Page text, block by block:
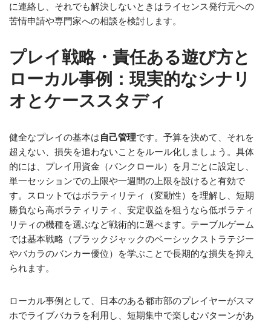
に連絡し、それでも解決しないときはライセンス発行元への
苦情申請や専門家への相談を検討します。
プレイ戦略・責任ある遊び方と
ローカル事例：現実的なシナリ
オとケーススタディ
健全なプレイの基本は自己管理です。予算を決めて、それを
超えない、損失を追わないことをルール化しましょう。具体
的には、プレイ用資金（バンクロール）を月ごとに設定し、
単一セッションでの上限や一週間の上限を設けると有効で
す。スロットではボラティリティ（変動性）を理解し、短期
勝負なら高ボラティリティ、安定収益を狙うなら低ボラティ
リティの機種を選ぶなど戦術的に選べます。テーブルゲーム
では基本戦略（ブラックジャックのベーシックストラテジー
やバカラのバンカー優位）を学ぶことで長期的な損失を抑え
られます。
ローカル事例として、日本のある都市部のプレイヤーがスマ
ホでライブバカラを利用し、短期集中で楽しむパターンがあ